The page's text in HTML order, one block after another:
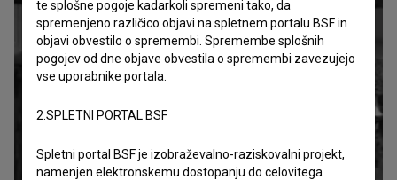
te splošne pogoje kadarkoli spremeni tako, da
spremenjeno različico objavi na spletnem portalu BSF in
objavi obvestilo o spremembi. Spremembe splošnih
pogojev od dne objave obvestila o spremembi zavezujejo
vse uporabnike portala.
2.SPLETNI PORTAL BSF
Spletni portal BSF je izobraževalno-raziskovalni projekt,
namenjen elektronskemu dostopanju do celovitega